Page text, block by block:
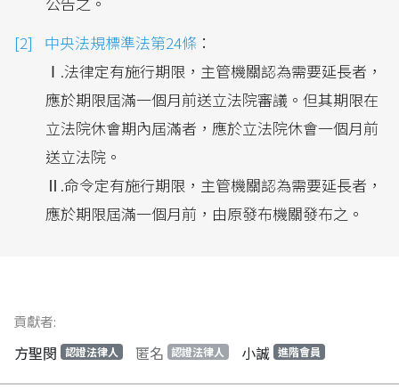
中央法規標準法第24條 ：
Ⅰ.法律定有施行期限，主管機關認為需要延長者，
應於期限屆滿一個月前送立法院審議。但其期限在
立法院休會期內屆滿者，應於立法院休會一個月前
送立法院。
Ⅱ.命令定有施行期限，主管機關認為需要延長者，
應於期限屆滿一個月前，由原發布機關發布之。
貢獻者:
方聖閔 認證法律人 匿名 認證法律人 小誠 進階會員